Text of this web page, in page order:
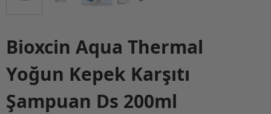
Bioxcin Aqua Thermal
Yoğun Kepek Karşıtı
Şampuan Ds 200ml